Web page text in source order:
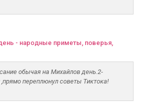
- народные приметы, поверья,
обычая на Михайлов день.2-
,прямо переплюнул советы Тиктока!